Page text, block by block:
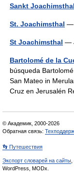
Sankt Joachimsthal
St. Joachimsthal —
St Joachimsthal —
Bartolomé de la
búsqueda
San Mateo in
Cruz en Jerusalén
© Академик, 2000-2026
Обратная связь:
👣 Путешествия
Экспорт словарей на сайты
WordPress, MODx.